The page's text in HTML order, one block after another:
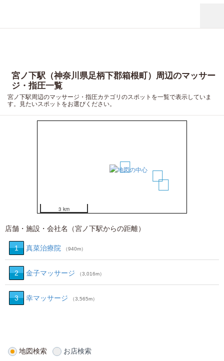
宮ノ下駅（神奈川県足柄下郡箱根町）周辺のマッサー
ジ・指圧一覧
宮ノ下駅周辺のマッサージ・指圧カテゴリのスポットを一覧で表示していま
す。見たいスポットをお選びください。
1
3 km
店舗・施設・会社名（宮ノ下駅からの距離）
1 真菜治療院 （940m）
2 金子マッサージ （3,016m）
3 幸マッサージ （3,565m）
地図検索 お店検索